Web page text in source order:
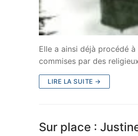
Elle a ainsi déjà procédé
commises par des
LIRE LA SUITE →
Sur place :